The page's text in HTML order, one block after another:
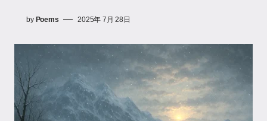
by Poems 2025年 7月 28日